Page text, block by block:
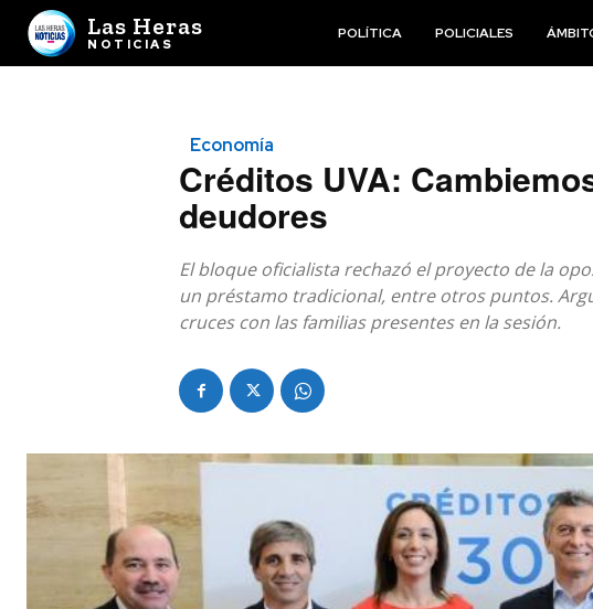
Las Heras
NOTICIAS
POLÍTICA POLICIALES
Economía
Créditos UVA:
deudores
El bloque oficialista rechazó el proyecto de la
un préstamo tradicional, entre otros puntos.
cruces con las familias presentes en la sesión.